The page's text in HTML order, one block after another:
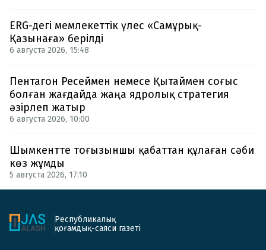
ERG-дегі мемлекеттік үлес «Самұрық-
Қазынаға» берілді
6 августа 2026, 15:48
Пентагон Ресеймен немесе Қытаймен соғыс
болған жағдайда жаңа ядролық стратегия
әзірлеп жатыр
6 августа 2026, 10:00
Шымкентте тоғызыншы қабаттан құлаған сәби
көз жұмды
5 августа 2026, 17:10
Республикалық
қоғамдық-саяси газеті